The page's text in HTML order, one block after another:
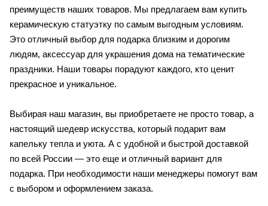
преимуществ наших товаров. Мы предлагаем вам купить
керамическую статуэтку по самым выгодным условиям.
Это отличный выбор для подарка близким и дорогим
людям, аксессуар для украшения дома на тематические
праздники. Наши товары порадуют каждого, кто ценит
прекрасное и уникальное.
Выбирая наш магазин, вы приобретаете не просто товар, а
настоящий шедевр искусства, который подарит вам
капельку тепла и уюта. А с удобной и быстрой доставкой
по всей России — это еще и отличный вариант для
подарка. При необходимости наши менеджеры помогут вам
с выбором и оформлением заказа.